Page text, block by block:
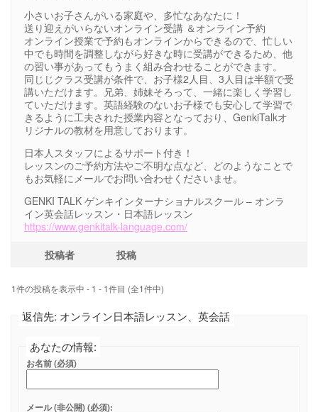
小さいお子さんがいる家庭や、多忙なあなたに！
送り迎えがいらないオンライン受講 ＆オンライン予約
オンライン授業で予約もオンラインからできるので、忙しい
中でも時間を調整しながら好きな時に受講ができるため、他
の習い事があってもうまく組み合わせることができます。
同じじクラス受講が条件で、お子様2人目、3人目は半額で受
講いただけます。兄弟、姉妹そろって、一緒に楽しく学習し
ていただけます。英語経験のないお子様でも安心して学習で
きるように工夫された授業内容となっており、GenkiTalkオ
リジナルの教材を用意しております。
日本人スタッフによるサポート付き！
レッスンのご予約方法やご不明な点など、どのようなことで
もお気軽にメールでお問い合わせくださいませ。
GENKI TALK ゲンキインターナショナルスクール – オンラ
イン英会話レッスン・日本語レッスン
https://www.genkitalk-language.com/
投稿者
投稿
1件の投稿を表示中 - 1 - 1件目 (全1件中)
返信先: オンライン日本語レッスン、英会話
あなたの情報:
お名前 (必須)
メール (非公開) (必須):